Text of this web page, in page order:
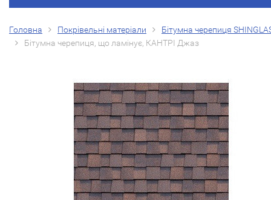
Головна Покрівельні матеріали
Бітумна черепиця
Бітумна черепиця, що ламінує, КАНТРІ Джаз